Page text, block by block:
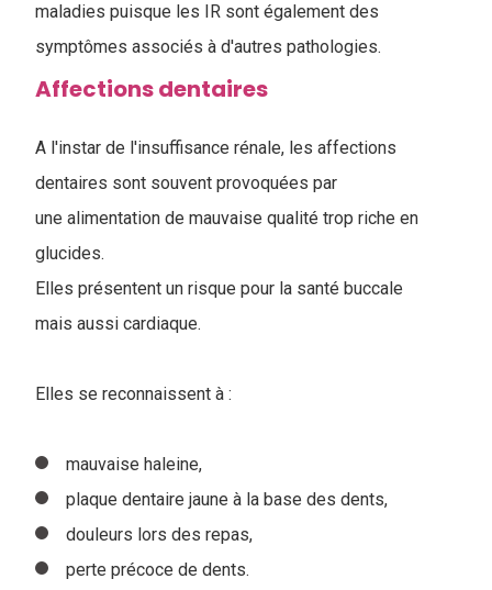
maladies puisque les IR sont également des
symptômes associés à d'autres pathologies.
Affections dentaires
A l'instar de l'insuffisance rénale, les affections
dentaires sont souvent provoquées par
une alimentation de mauvaise qualité trop riche en
glucides.
Elles présentent un risque pour la santé buccale
mais aussi cardiaque.
Elles se reconnaissent à :
mauvaise haleine,
plaque dentaire jaune à la base des dents,
douleurs lors des repas,
perte précoce de dents.